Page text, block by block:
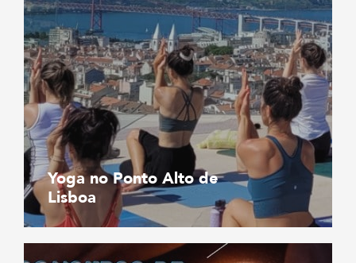
Yoga no Ponto Alto de
Lisboa